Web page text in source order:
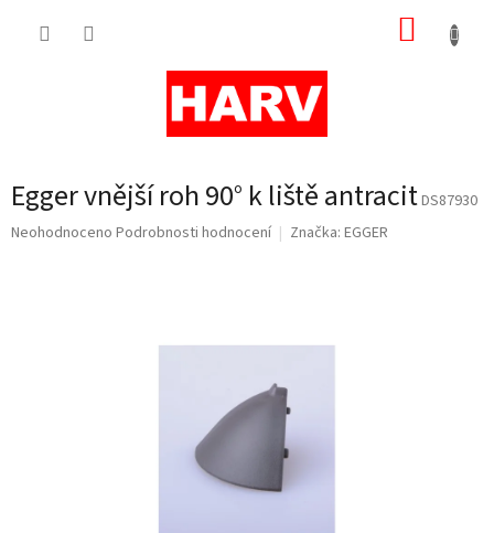
Egger vnější roh 90° k liště antracitDS87930
Průměrné
Neohodnoceno Podrobnosti hodnocení Značka: EGGER